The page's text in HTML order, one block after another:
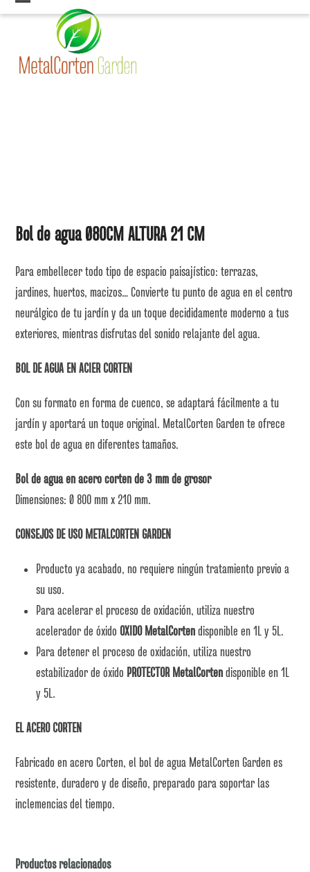
Open
menu
Close
menu
Bol de agua Ø80CM ALTURA 21 CM
Para embellecer todo tipo de espacio paisajístico: terrazas,
jardines, huertos, macizos… Convierte tu punto de agua en el centro
neurálgico de tu jardín y da un toque decididamente moderno a tus
exteriores, mientras disfrutas del sonido relajante del agua.
BOL DE AGUA EN ACIER CORTEN
Con su formato en forma de cuenco, se adaptará fácilmente a tu
jardín y aportará un toque original. MetalCorten Garden te ofrece
este bol de agua en diferentes tamaños.
Bol de agua en acero corten de 3 mm de grosor
Dimensiones: Ø 800 mm x 210 mm.
CONSEJOS DE USO METALCORTEN GARDEN
Producto ya acabado, no requiere ningún tratamiento previo a
su uso.
Para acelerar el proceso de oxidación, utiliza nuestro
acelerador de óxido OXIDO MetalCorten disponible en 1L y 5L.
Para detener el proceso de oxidación, utiliza nuestro
estabilizador de óxido PROTECTOR MetalCorten disponible en 1L
y 5L.
EL ACERO CORTEN
Fabricado en acero Corten, el bol de agua MetalCorten Garden es
resistente, duradero y de diseño, preparado para soportar las
inclemencias del tiempo.
Productos relacionados